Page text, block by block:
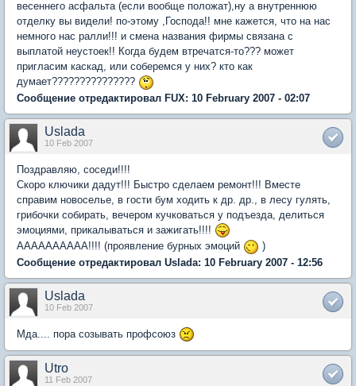
весеннего асфальта (если вообще положат),ну а внутреннюю
отделку вы видели! по-этому ,Господа!! мне кажется, что на нас
немного нас ралли!!! и смена названия фирмы связана с
выплатой неустоек!! Когда будем втречатся-то??? может
пригласим каскад, или соберемся у них? кто как
думает???????????????
Сообщение отредактировал FUX: 10 February 2007 - 02:07
Uslada
10 Feb 2007
Поздравляю, соседи!!!!
Скоро ключики дадут!!! Быстро сделаем ремонт!!! Вместе
справим новоселье, в гости бум ходить к др. др., в лесу гулять,
грибочки собирать, вечером кучковаться у подъезда, делиться
эмоциями, прикалываться и зажигать!!!!
АААААААААА!!!! (проявление бурных эмоций
)
Сообщение отредактировал Uslada: 10 February 2007 - 12:56
Uslada
10 Feb 2007
Мда.... пора созывать профсоюз
Utro
11 Feb 2007